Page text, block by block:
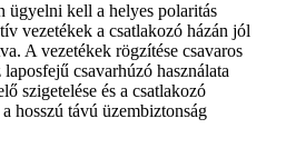
ügyelni kell a helyes polaritás
vezetékek a csatlakozó házán jól
A vezetékek rögzítése csavaros
csavarhúzó használata
szigetelése és a csatlakozó
hosszú távú üzembiztonság